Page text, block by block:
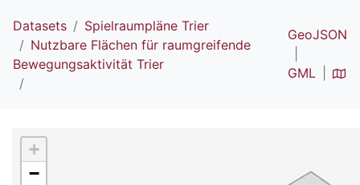
Datasets
Spielraumpläne Trier
Nutzbare Flächen für raumgreifende
Bewegungsaktivität Trier
GeoJSON
GML
+
−